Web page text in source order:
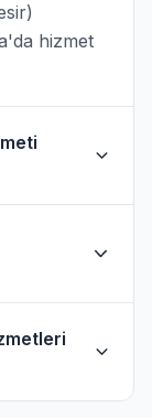
hizmet
ile